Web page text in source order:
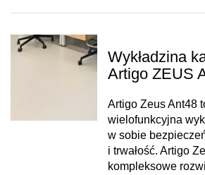
Wykładzina
Artigo ZEUS
Artigo Zeus Ant48
wielofunkcyjna
w sobie
i trwałość. Artigo
kompleksowe